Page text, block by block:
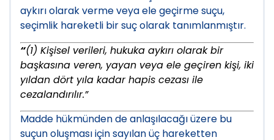
aykırı olarak verme veya ele geçirme suçu,
seçimlik hareketli bir suç olarak tanımlanmıştır.
“(1) Kişisel verileri, hukuka aykırı olarak bir
başkasına veren, yayan veya ele geçiren kişi, iki
yıldan dört yıla kadar hapis cezası ile
cezalandırılır.”
Madde hükmünden de anlaşılacağı üzere bu
suçun oluşması için sayılan üç hareketten